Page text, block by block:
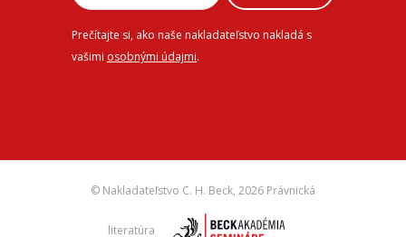
Prečítajte si, ako naše nakladateľstvo nakladá s
vašimi osobnými údajmi.
© Nakladateľstvo C. H. Beck, 2026 Právnická
literatúra